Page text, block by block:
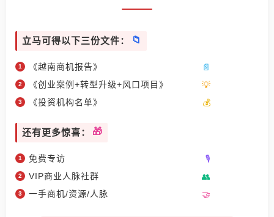
立马可得以下三份文件：
《越南商机报告》
《创业案例+转型升级+风口项目》
《投资机构名单》
还有更多惊喜：
免费专访
VIP商业人脉社群
一手商机/资源/人脉